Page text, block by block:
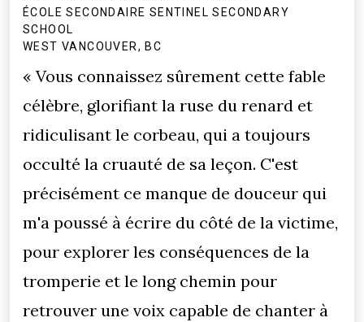
ÉCOLE SECONDAIRE SENTINEL SECONDARY
SCHOOL
WEST VANCOUVER, BC
« Vous connaissez sûrement cette fable
célèbre, glorifiant la ruse du renard et
ridiculisant le corbeau, qui a toujours
occulté la cruauté de sa leçon. C'est
précisément ce manque de douceur qui
m'a poussé à écrire du côté de la victime,
pour explorer les conséquences de la
tromperie et le long chemin pour
retrouver une voix capable de chanter à